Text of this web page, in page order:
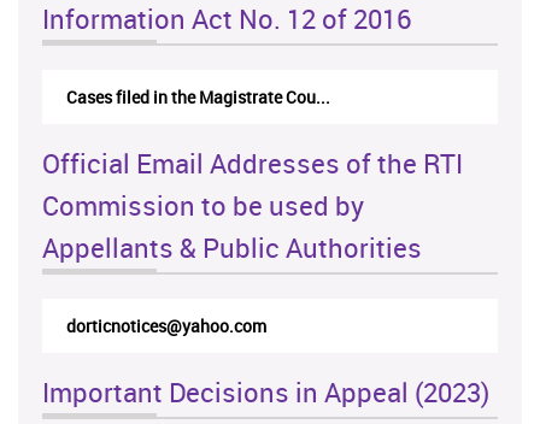
Information Act No. 12 of 2016
Cases filed in the Magistrate Cou...
Official Email Addresses of the RTI
Commission to be used by
Appellants & Public Authorities
rticappeals@gmail.com
Important Decisions in Appeal (2023)